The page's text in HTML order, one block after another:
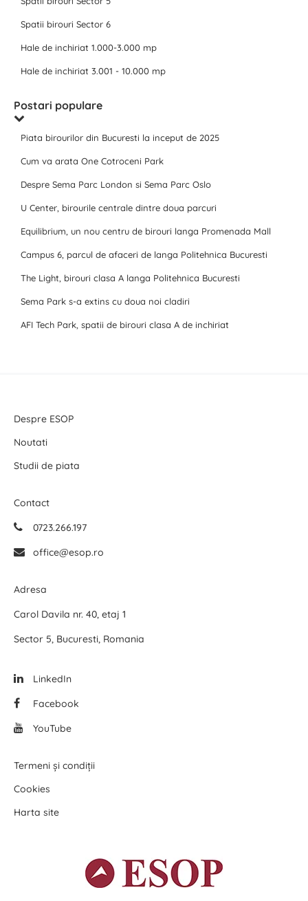
Spatii birouri Sector 6
Hale de inchiriat 1.000-3.000 mp
Hale de inchiriat 3.001 - 10.000 mp
Postari populare
Piata birourilor din Bucuresti la inceput de 2025
Cum va arata One Cotroceni Park
Despre Sema Parc London si Sema Parc Oslo
U Center, birourile centrale dintre doua parcuri
Equilibrium, un nou centru de birouri langa Promenada Mall
Campus 6, parcul de afaceri de langa Politehnica Bucuresti
The Light, birouri clasa A langa Politehnica Bucuresti
Sema Park s-a extins cu doua noi cladiri
AFI Tech Park, spatii de birouri clasa A de inchiriat
Despre ESOP
Noutati
Studii de piata
Contact
0723.266.197
office@esop.ro
Adresa
Carol Davila nr. 40, etaj 1
Sector 5, Bucuresti, Romania
LinkedIn
Facebook
YouTube
Termeni și condiții
Cookies
Harta site